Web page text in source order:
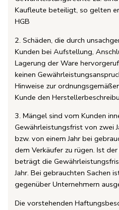
Kaufleute beteiligt, so gelten
HGB
2. Schäden, die durch
Kunden bei Aufstellung,
Lagerung der Ware
keinen
Hinweise zur
Kunde den
3. Mängel sind vom Kunden
Gewährleistungsfrist von zwei
bzw. von einem Jahr bei
dem Verkäufer zu rügen. Ist
beträgt die
Jahr. Bei gebrauchten Sachen
gegenüber Unternehmern
Die vorstehenden